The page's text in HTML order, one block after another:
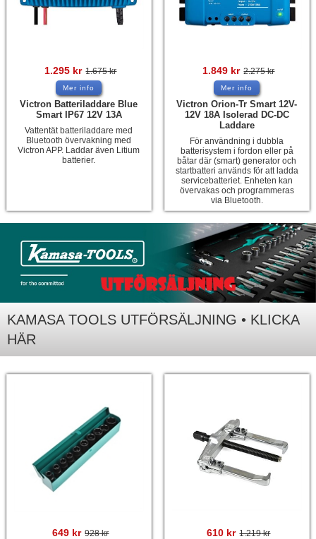
1.295 kr 1.675kr
Mer info
Victron Batteriladdare Blue
Smart IP67 12V 13A
Vattentät batteriladdare med
Bluetooth övervakning med
Victron APP. Laddar även Litium
batterier.
1.849 kr 2.275kr
Mer info
Victron Orion-Tr Smart 12V-
12V 18A Isolerad DC-DC
Laddare
För användning i dubbla
batterisystem i fordon eller på
båtar där (smart) generator och
startbatteri används för att ladda
servicebatteriet. Enheten kan
övervakas och programmeras
via Bluetooth.
KAMASA TOOLS UTFÖRSÄLJNING • KLICKA
HÄR
649 kr 928kr 610 kr 1.219kr